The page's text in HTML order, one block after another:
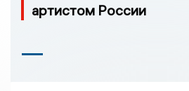
артистом России